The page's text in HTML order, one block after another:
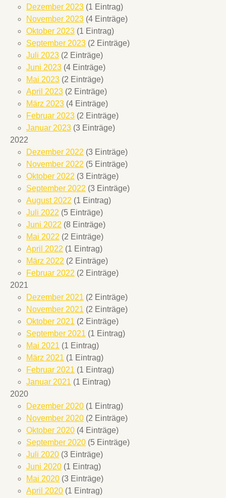
Dezember 2023 (1 Eintrag)
November 2023 (4 Einträge)
Oktober 2023 (1 Eintrag)
September 2023 (2 Einträge)
Juli 2023 (2 Einträge)
Juni 2023 (4 Einträge)
Mai 2023 (2 Einträge)
April 2023 (2 Einträge)
März 2023 (4 Einträge)
Februar 2023 (2 Einträge)
Januar 2023 (3 Einträge)
2022
Dezember 2022 (3 Einträge)
November 2022 (5 Einträge)
Oktober 2022 (3 Einträge)
September 2022 (3 Einträge)
August 2022 (1 Eintrag)
Juli 2022 (5 Einträge)
Juni 2022 (8 Einträge)
Mai 2022 (2 Einträge)
April 2022 (1 Eintrag)
März 2022 (2 Einträge)
Februar 2022 (2 Einträge)
2021
Dezember 2021 (2 Einträge)
November 2021 (2 Einträge)
Oktober 2021 (2 Einträge)
September 2021 (1 Eintrag)
Mai 2021 (1 Eintrag)
März 2021 (1 Eintrag)
Februar 2021 (1 Eintrag)
Januar 2021 (1 Eintrag)
2020
Dezember 2020 (1 Eintrag)
November 2020 (2 Einträge)
Oktober 2020 (4 Einträge)
September 2020 (5 Einträge)
Juli 2020 (3 Einträge)
Juni 2020 (1 Eintrag)
Mai 2020 (3 Einträge)
April 2020 (1 Eintrag)